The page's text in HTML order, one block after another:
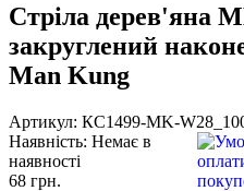
Стріла дерев'яна
закруглений
Man Kung
Артикул: КС1499-MK-
Наявність: Немає в
наявності
68 грн.